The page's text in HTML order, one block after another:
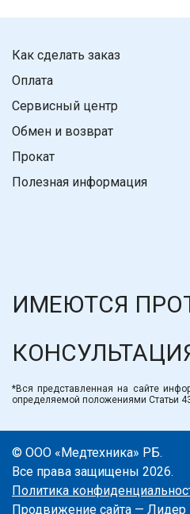
Как сделать заказ
Оплата
Сервисный центр
Обмен и возврат
Прокат
Полезная информация
ИМЕЮТСЯ
*Вся представленная на сайте
определяемой положениями Статьи
© ООО «Медтехника» РБ.
Все права защищены 2026.
Политика
Продвижение сайта — Лидер